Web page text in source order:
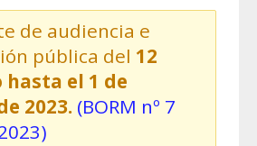
de audiencia e
pública del 12
hasta el 1 de
2023. (BORM nº 7